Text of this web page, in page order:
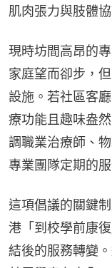
肌肉張力與肢體
現時坊間高昂的
家庭望而卻步，
設施。若社區客
療功能且趣味盎
調職業治療師、
專業團隊定期的
這項倡議的關鍵
港「到校學前康
結後的服務轉變